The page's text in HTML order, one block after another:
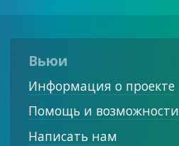
Вьюи
Информация о проекте
Помощь и возможности
Написать нам